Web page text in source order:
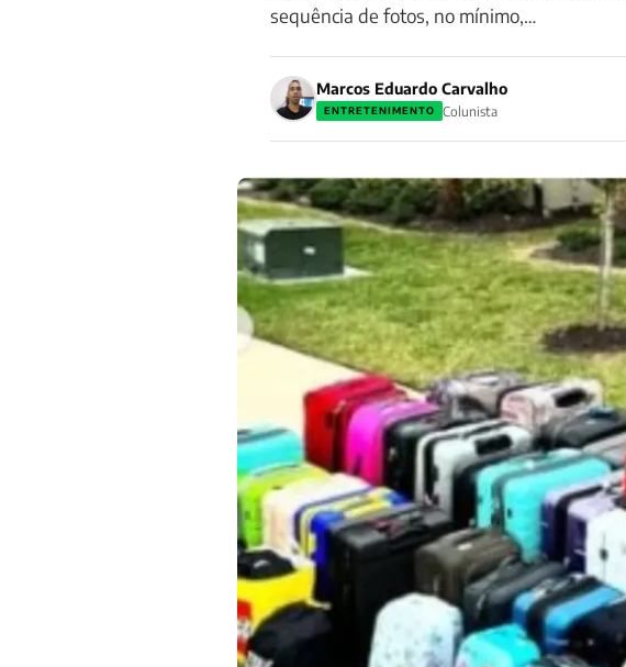
sequência de fotos, no mínimo,…
Marcos Eduardo Carvalho
ENTRETENIMENTO Colunista